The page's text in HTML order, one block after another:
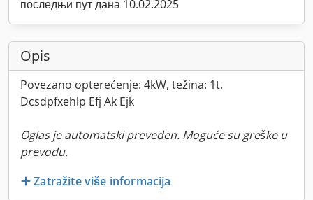
последњи пут дана 10.02.2025
Opis
Povezano opterećenje: 4kW, težina: 1t.
Dcsdpfxehlp Efj Ak Ejk
Oglas je automatski preveden. Moguće su greške u
prevodu.
Zatražite više informacija